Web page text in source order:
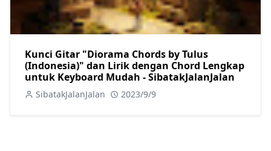
Kunci Gitar "Diorama Chords by Tulus
(Indonesia)" dan Lirik dengan Chord Lengkap
untuk Keyboard Mudah - SibatakJalanJalan
SibatakJalanJalan 2023/9/9